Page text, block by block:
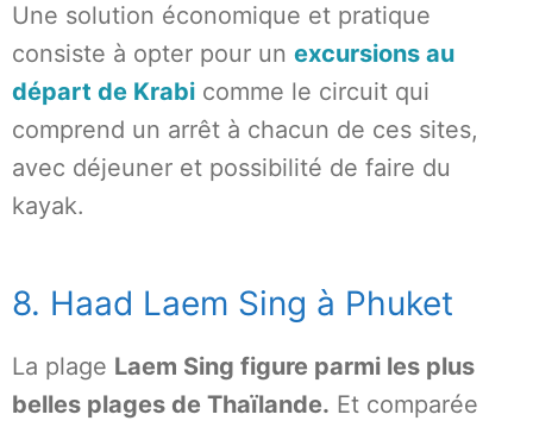
Une solution économique et pratique
consiste à opter pour un excursions au
départ de Krabi comme le circuit qui
comprend un arrêt à chacun de ces sites,
avec déjeuner et possibilité de faire du
kayak.
8. Haad Laem Sing à Phuket
La plage Laem Sing figure parmi les plus
belles plages de Thaïlande. Et comparée